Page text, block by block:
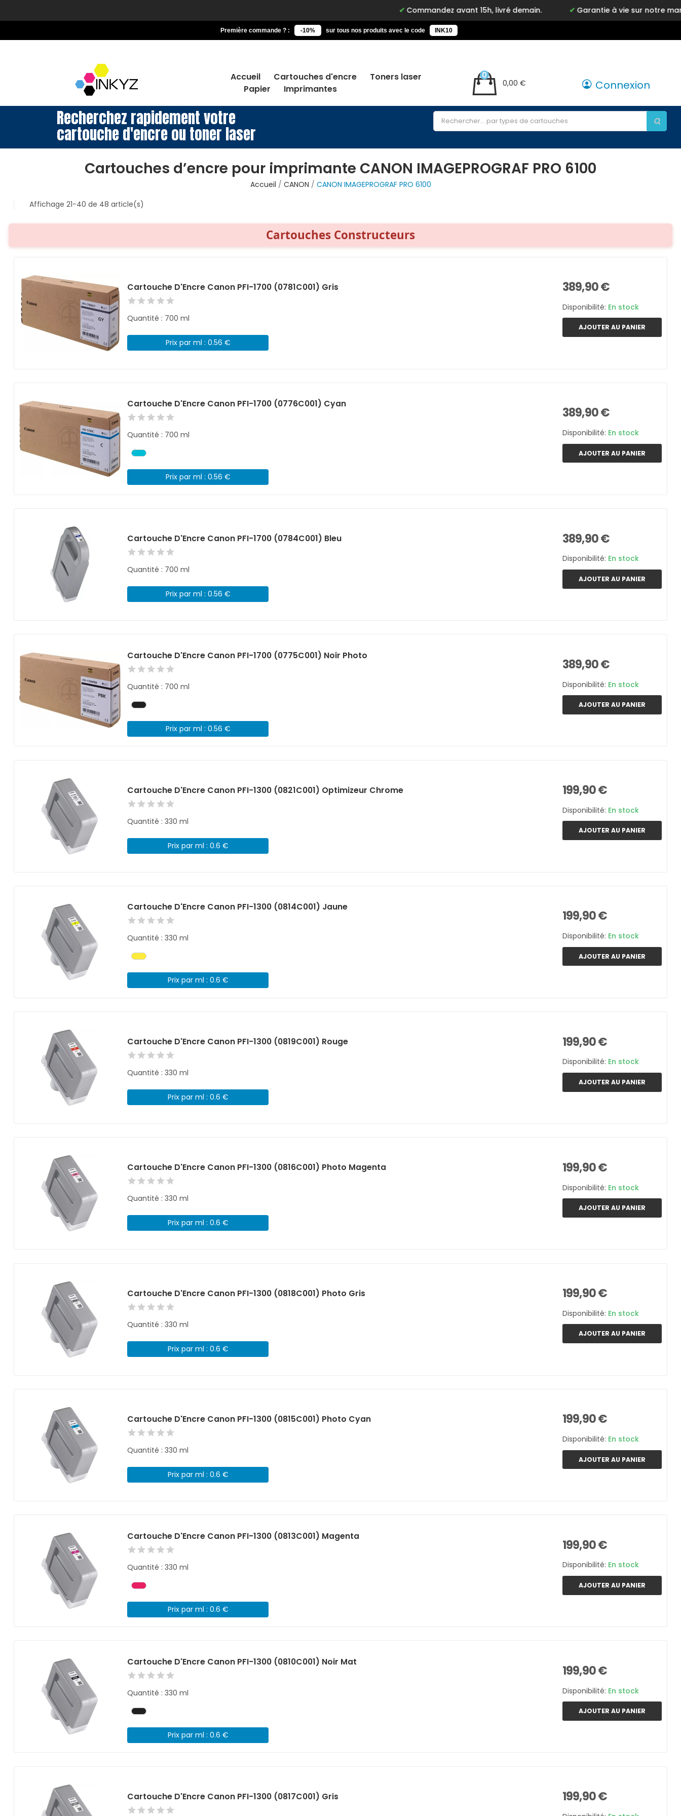
Commandez avant 15h, livré demain. Garantie à vie sur notre marque Inkyz
Première commande ? : -10% sur tous nos produits avec le code INK10
Accueil Cartouches d'encre
Toners laser
Papier
Imprimantes
0,00 €
0
Connexion
Recherchez rapidement votre
cartouche d'encre ou toner laser
Cartouches d’encre pour imprimante CANON IMAGEPROGRAF PRO 6100
Accueil CANON
CANON IMAGEPROGRAF PRO 6100
Affichage 21-40 de 48 article(s)
Cartouches Constructeurs
Cartouche D'Encre Canon PFI-1700 (0781C001) Gris
Quantité : 700 ml
Prix par ml : 0.56 €
389,90 €
Disponibilité: En stock
AJOUTER AU PANIER
Cartouche D'Encre Canon PFI-1700 (0776C001) Cyan
Quantité : 700 ml
Prix par ml : 0.56 €
389,90 €
Disponibilité: En stock
AJOUTER AU PANIER
Cartouche D'Encre Canon PFI-1700 (0784C001) Bleu
Quantité : 700 ml
Prix par ml : 0.56 €
389,90 €
Disponibilité: En stock
AJOUTER AU PANIER
Cartouche D'Encre Canon PFI-1700 (0775C001) Noir Photo
Quantité : 700 ml
Prix par ml : 0.56 €
389,90 €
Disponibilité: En stock
AJOUTER AU PANIER
Cartouche D'Encre Canon PFI-1300 (0821C001) Optimizeur Chrome
Quantité : 330 ml
Prix par ml : 0.6 €
199,90 €
Disponibilité: En stock
AJOUTER AU PANIER
Cartouche D'Encre Canon PFI-1300 (0814C001) Jaune
Quantité : 330 ml
Prix par ml : 0.6 €
199,90 €
Disponibilité: En stock
AJOUTER AU PANIER
Cartouche D'Encre Canon PFI-1300 (0819C001) Rouge
Quantité : 330 ml
Prix par ml : 0.6 €
199,90 €
Disponibilité: En stock
AJOUTER AU PANIER
Cartouche D'Encre Canon PFI-1300 (0816C001) Photo Magenta
Quantité : 330 ml
Prix par ml : 0.6 €
199,90 €
Disponibilité: En stock
AJOUTER AU PANIER
Cartouche D'Encre Canon PFI-1300 (0818C001) Photo Gris
Quantité : 330 ml
Prix par ml : 0.6 €
199,90 €
Disponibilité: En stock
AJOUTER AU PANIER
Cartouche D'Encre Canon PFI-1300 (0815C001) Photo Cyan
Quantité : 330 ml
Prix par ml : 0.6 €
199,90 €
Disponibilité: En stock
AJOUTER AU PANIER
Cartouche D'Encre Canon PFI-1300 (0813C001) Magenta
Quantité : 330 ml
Prix par ml : 0.6 €
199,90 €
Disponibilité: En stock
AJOUTER AU PANIER
Cartouche D'Encre Canon PFI-1300 (0810C001) Noir Mat
Quantité : 330 ml
Prix par ml : 0.6 €
199,90 €
Disponibilité: En stock
AJOUTER AU PANIER
Cartouche D'Encre Canon PFI-1300 (0817C001) Gris 199,90 €